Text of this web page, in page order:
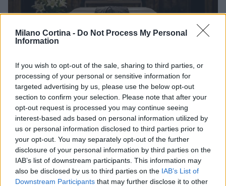
Milano Cortina - Do Not Process My Personal
Information
If you wish to opt-out of the sale, sharing to third parties, or
processing of your personal or sensitive information for
targeted advertising by us, please use the below opt-out
section to confirm your selection. Please note that after your
opt-out request is processed you may continue seeing
interest-based ads based on personal information utilized by
us or personal information disclosed to third parties prior to
your opt-out. You may separately opt-out of the further
disclosure of your personal information by third parties on the
IAB’s list of downstream participants. This information may
also be disclosed by us to third parties on the IAB’s List of
Downstream Participants that may further disclose it to other
Don Antonio Mazzi: l’ultimo saluto a Milano tra
emozioni e canti
Marco Tessari · 3 Ago 2026